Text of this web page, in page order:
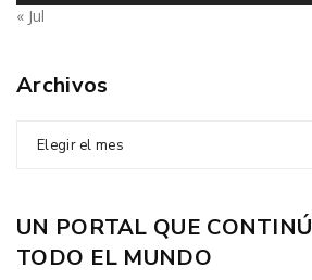
« Jul
Archivos
Elegir el mes
UN PORTAL QUE
TODO EL MUNDO